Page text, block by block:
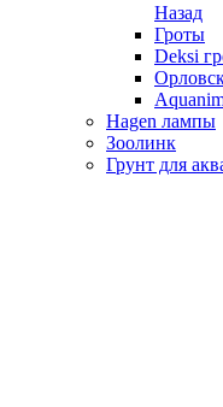
Назад
Гроты
Deksi
Hagen лампы
Зоолинк
Грунт для